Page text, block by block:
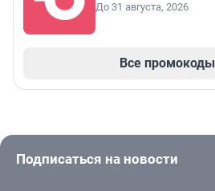
До 31 августа, 2026
Все промокоды
Подписаться на новости